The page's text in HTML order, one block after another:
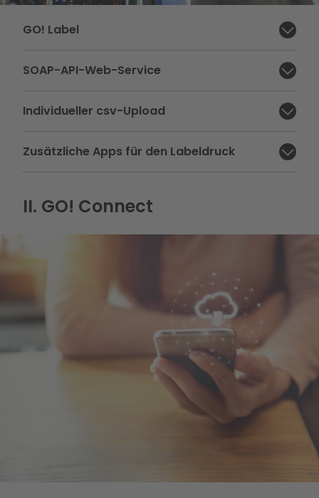
Abschnitt schließen:
GO! Label
Abschnitt schließen:
SOAP-API-Web-Service
Abschnitt schließen:
Individueller csv-Upload
Abschnitt schließen:
Zusätzliche Apps für den Labeldruck
II. GO! Connect